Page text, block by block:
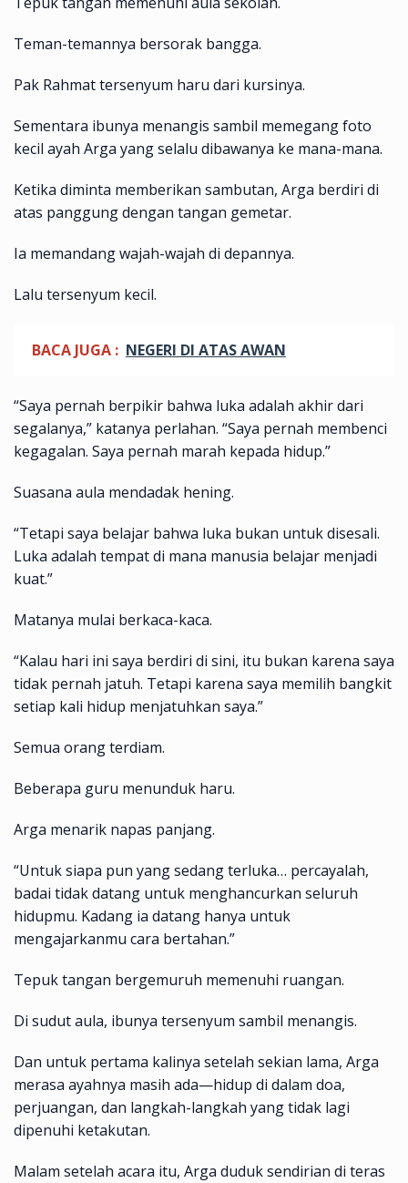
Teman-temannya bersorak bangga.
Pak Rahmat tersenyum haru dari kursinya.
Sementara ibunya menangis sambil memegang foto
kecil ayah Arga yang selalu dibawanya ke mana-mana.
Ketika diminta memberikan sambutan, Arga berdiri di
atas panggung dengan tangan gemetar.
Ia memandang wajah-wajah di depannya.
Lalu tersenyum kecil.
BACA JUGA : NEGERI DI ATAS AWAN
“Saya pernah berpikir bahwa luka adalah akhir dari
segalanya,” katanya perlahan. “Saya pernah membenci
kegagalan. Saya pernah marah kepada hidup.”
Suasana aula mendadak hening.
“Tetapi saya belajar bahwa luka bukan untuk disesali.
Luka adalah tempat di mana manusia belajar menjadi
kuat.”
Matanya mulai berkaca-kaca.
“Kalau hari ini saya berdiri di sini, itu bukan karena saya
tidak pernah jatuh. Tetapi karena saya memilih bangkit
setiap kali hidup menjatuhkan saya.”
Semua orang terdiam.
Beberapa guru menunduk haru.
Arga menarik napas panjang.
“Untuk siapa pun yang sedang terluka… percayalah,
badai tidak datang untuk menghancurkan seluruh
hidupmu. Kadang ia datang hanya untuk
mengajarkanmu cara bertahan.”
Tepuk tangan bergemuruh memenuhi ruangan.
Di sudut aula, ibunya tersenyum sambil menangis.
Dan untuk pertama kalinya setelah sekian lama, Arga
merasa ayahnya masih ada—hidup di dalam doa,
perjuangan, dan langkah-langkah yang tidak lagi
dipenuhi ketakutan.
Malam setelah acara itu, Arga duduk sendirian di teras